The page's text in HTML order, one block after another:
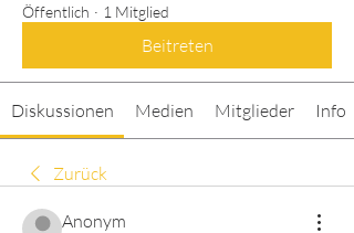
Öffentlich · 1 Mitglied
Beitreten
Diskussionen Medien Mitglieder Info
Zurück
Anonym